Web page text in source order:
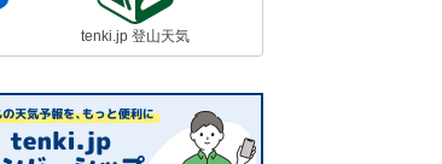
tenki.jp 登山天気